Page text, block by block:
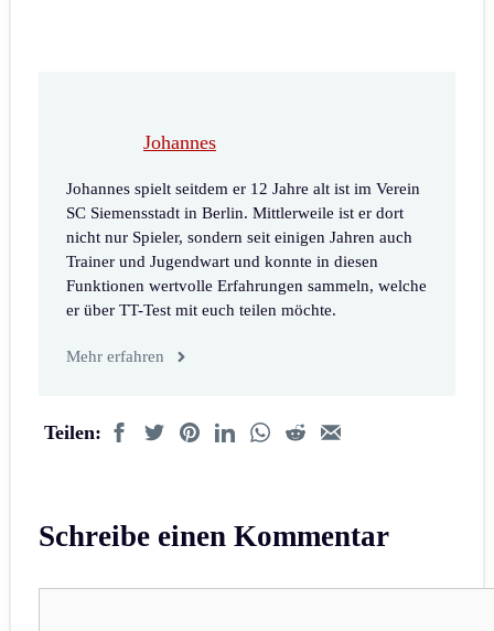
Johannes
Johannes spielt seitdem er 12 Jahre alt ist im Verein
SC Siemensstadt in Berlin. Mittlerweile ist er dort
nicht nur Spieler, sondern seit einigen Jahren auch
Trainer und Jugendwart und konnte in diesen
Funktionen wertvolle Erfahrungen sammeln, welche
er über TT-Test mit euch teilen möchte.
Mehr erfahren
Teilen:
Schreibe einen Kommentar